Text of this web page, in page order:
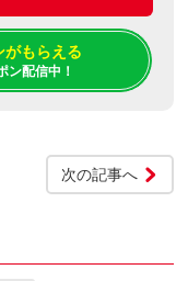
がもらえる
ン配信中！
次の記事へ